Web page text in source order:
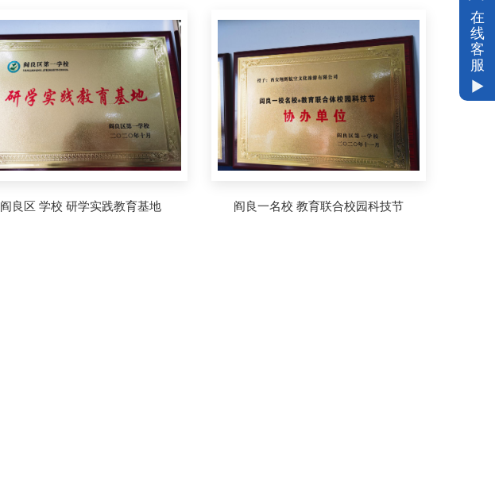
阎良区 学校 研学实践教育基地 阎良一名校 教育联合校园科技节
在
线
客
服